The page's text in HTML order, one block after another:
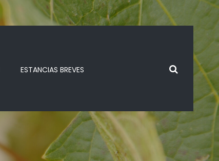
ESTANCIAS BREVES